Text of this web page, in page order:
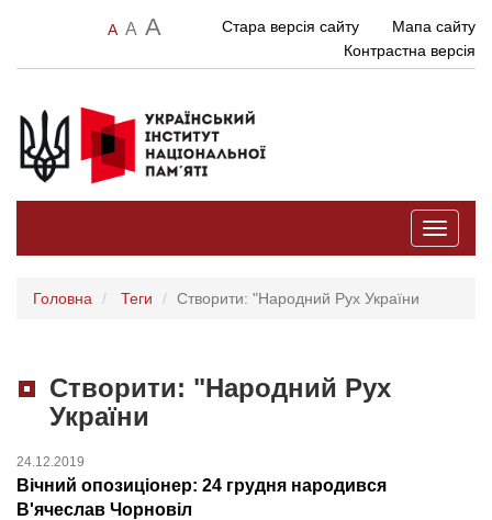
A A A Стара версія сайту
Мапа сайту
Контрастна версія
Toggle
Головна Теги Створити: "Народний Рух України
Створити: "Народний Рух
України
24.12.2019
Вічний опозиціонер: 24 грудня народився
В'ячеслав Чорновіл